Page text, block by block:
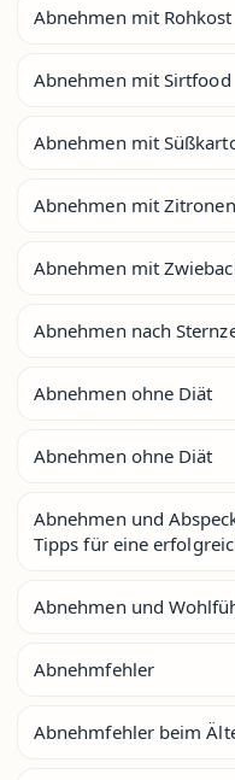
Abnehmen mit Rohkost
Abnehmen mit Sirtfood
Abnehmen mit
Abnehmen mit
Abnehmen mit
Abnehmen nach
Abnehmen ohne Diät
Abnehmen ohne Diät
Abnehmen und
Tipps für eine
Abnehmen und
Abnehmfehler
Abnehmfehler beim